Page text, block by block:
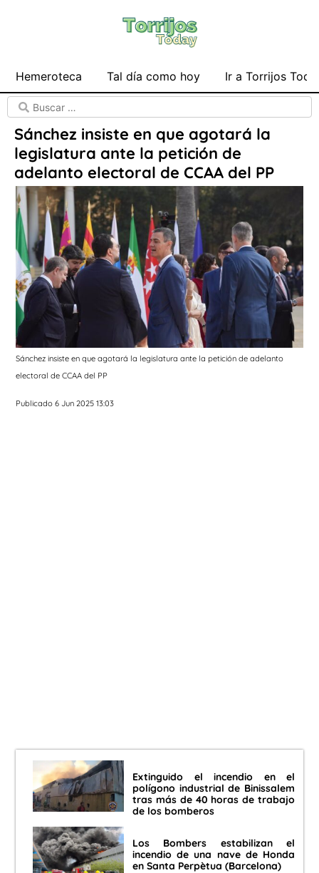
Hemeroteca Tal día como hoy Ir a Torrijos
Sánchez insiste en que agotará la
legislatura ante la petición de
adelanto electoral de CCAA del PP
Sánchez insiste en que agotará la legislatura ante la petición de adelanto
electoral de CCAA del PP
Publicado 6 Jun 2025 13:03
Extinguido el incendio en el
polígono industrial de Binissalem
tras más de 40 horas de trabajo
de los bomberos
Los Bombers estabilizan el
incendio de una nave de Honda
en Santa Perpètua (Barcelona)